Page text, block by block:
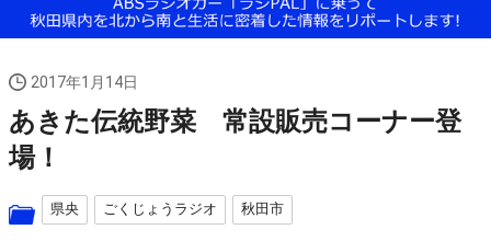
2017年1月14日
あきた伝統野菜 常設販売コーナー登
場！
県央 ごくじょうラジオ 秋田市